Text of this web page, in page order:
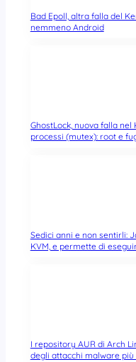
Bad Epoll, altra falla del
nemmeno Android
GhostLock, nuova falla
processi (mutex): root e
Sedici anni e non sentirli:
KVM, e permette di
I repository AUR di Arch
degli attacchi malware